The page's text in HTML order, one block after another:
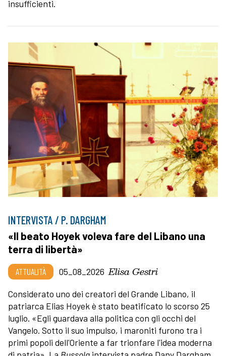
insufficienti.
INTERVISTA / P. DARGHAM
«Il beato Hoyek voleva fare del Libano una
terra di libertà»
ATTUALITÀ 05_08_2026 Elisa Gestri
Considerato uno dei creatori del Grande Libano, il
patriarca Elias Hoyek è stato beatificato lo scorso 25
luglio. «Egli guardava alla politica con gli occhi del
Vangelo. Sotto il suo impulso, i maroniti furono tra i
primi popoli dell'Oriente a far trionfare l'idea moderna